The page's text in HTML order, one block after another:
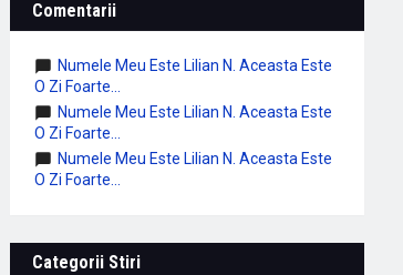
Comentarii
Numele Meu Este Lilian N. Aceasta Este
O Zi Foarte...
Numele Meu Este Lilian N. Aceasta Este
O Zi Foarte...
Numele Meu Este Lilian N. Aceasta Este
O Zi Foarte...
Categorii Stiri